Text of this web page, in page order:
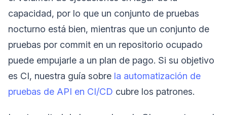
capacidad, por lo que un conjunto de pruebas
nocturno está bien, mientras que un conjunto de
pruebas por commit en un repositorio ocupado
puede empujarle a un plan de pago. Si su objetivo
es CI, nuestra guía sobre la automatización de
pruebas de API en CI/CD cubre los patrones.